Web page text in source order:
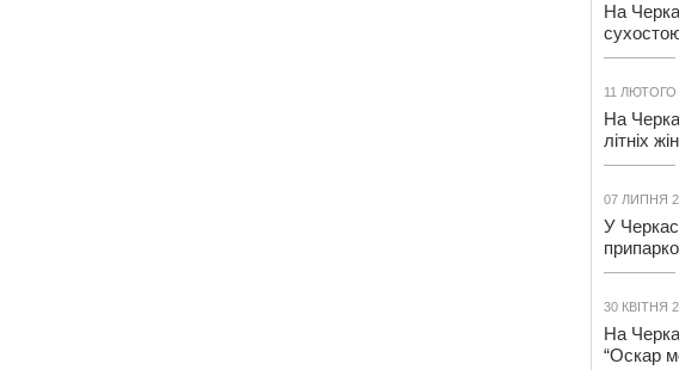
На
11 ЛЮТОГО
На
літніх
07 ЛИПНЯ
У
30 КВІТНЯ
На
“Оскар